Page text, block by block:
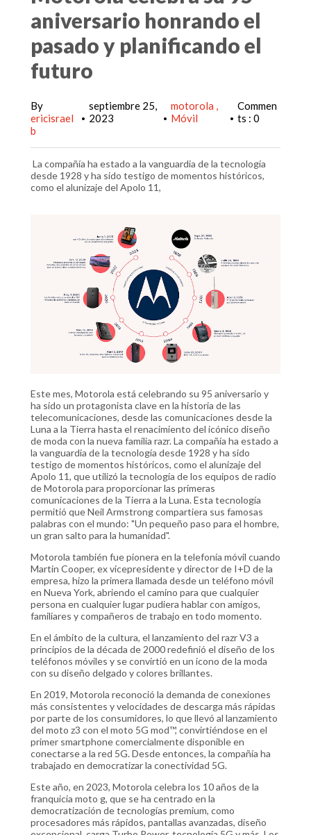
aniversario honrando el
pasado y planificando el
futuro
By
ericisrael
b
•
septiembre 25,
2023
•
motorola
Móvil
•
Commen
ts : 0
La compañía ha estado a la vanguardia de la tecnología
desde 1928 y ha sido testigo de momentos históricos,
como el alunizaje del Apolo 11,
Este mes, Motorola está celebrando su 95 aniversario y
ha sido un protagonista clave en la historia de las
telecomunicaciones, desde las comunicaciones desde la
Luna a la Tierra hasta el renacimiento del icónico diseño
de moda con la nueva familia razr. La compañía ha estado a
la vanguardia de la tecnología desde 1928 y ha sido
testigo de momentos históricos, como el alunizaje del
Apolo 11, que utilizó la tecnología de los equipos de radio
de Motorola para proporcionar las primeras
comunicaciones de la Tierra a la Luna. Esta tecnología
permitió que Neil Armstrong compartiera sus famosas
palabras con el mundo: "Un pequeño paso para el hombre,
un gran salto para la humanidad".
Motorola también fue pionera en la telefonía móvil cuando
Martin Cooper, ex vicepresidente y director de I+D de la
empresa, hizo la primera llamada desde un teléfono móvil
en Nueva York, abriendo el camino para que cualquier
persona en cualquier lugar pudiera hablar con amigos,
familiares y compañeros de trabajo en todo momento.
En el ámbito de la cultura, el lanzamiento del razr V3 a
principios de la década de 2000 redefinió el diseño de los
teléfonos móviles y se convirtió en un icono de la moda
con su diseño delgado y colores brillantes.
En 2019, Motorola reconoció la demanda de conexiones
más consistentes y velocidades de descarga más rápidas
por parte de los consumidores, lo que llevó al lanzamiento
del moto z3 con el moto 5G mod™, convirtiéndose en el
primer smartphone comercialmente disponible en
conectarse a la red 5G. Desde entonces, la compañía ha
trabajado en democratizar la conectividad 5G.
Este año, en 2023, Motorola celebra los 10 años de la
franquicia moto g, que se ha centrado en la
democratización de tecnologías premium, como
procesadores más rápidos, pantallas avanzadas, diseño